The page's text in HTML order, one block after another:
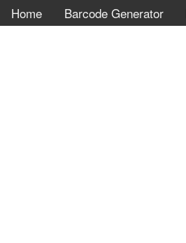
Home Barcode Generator